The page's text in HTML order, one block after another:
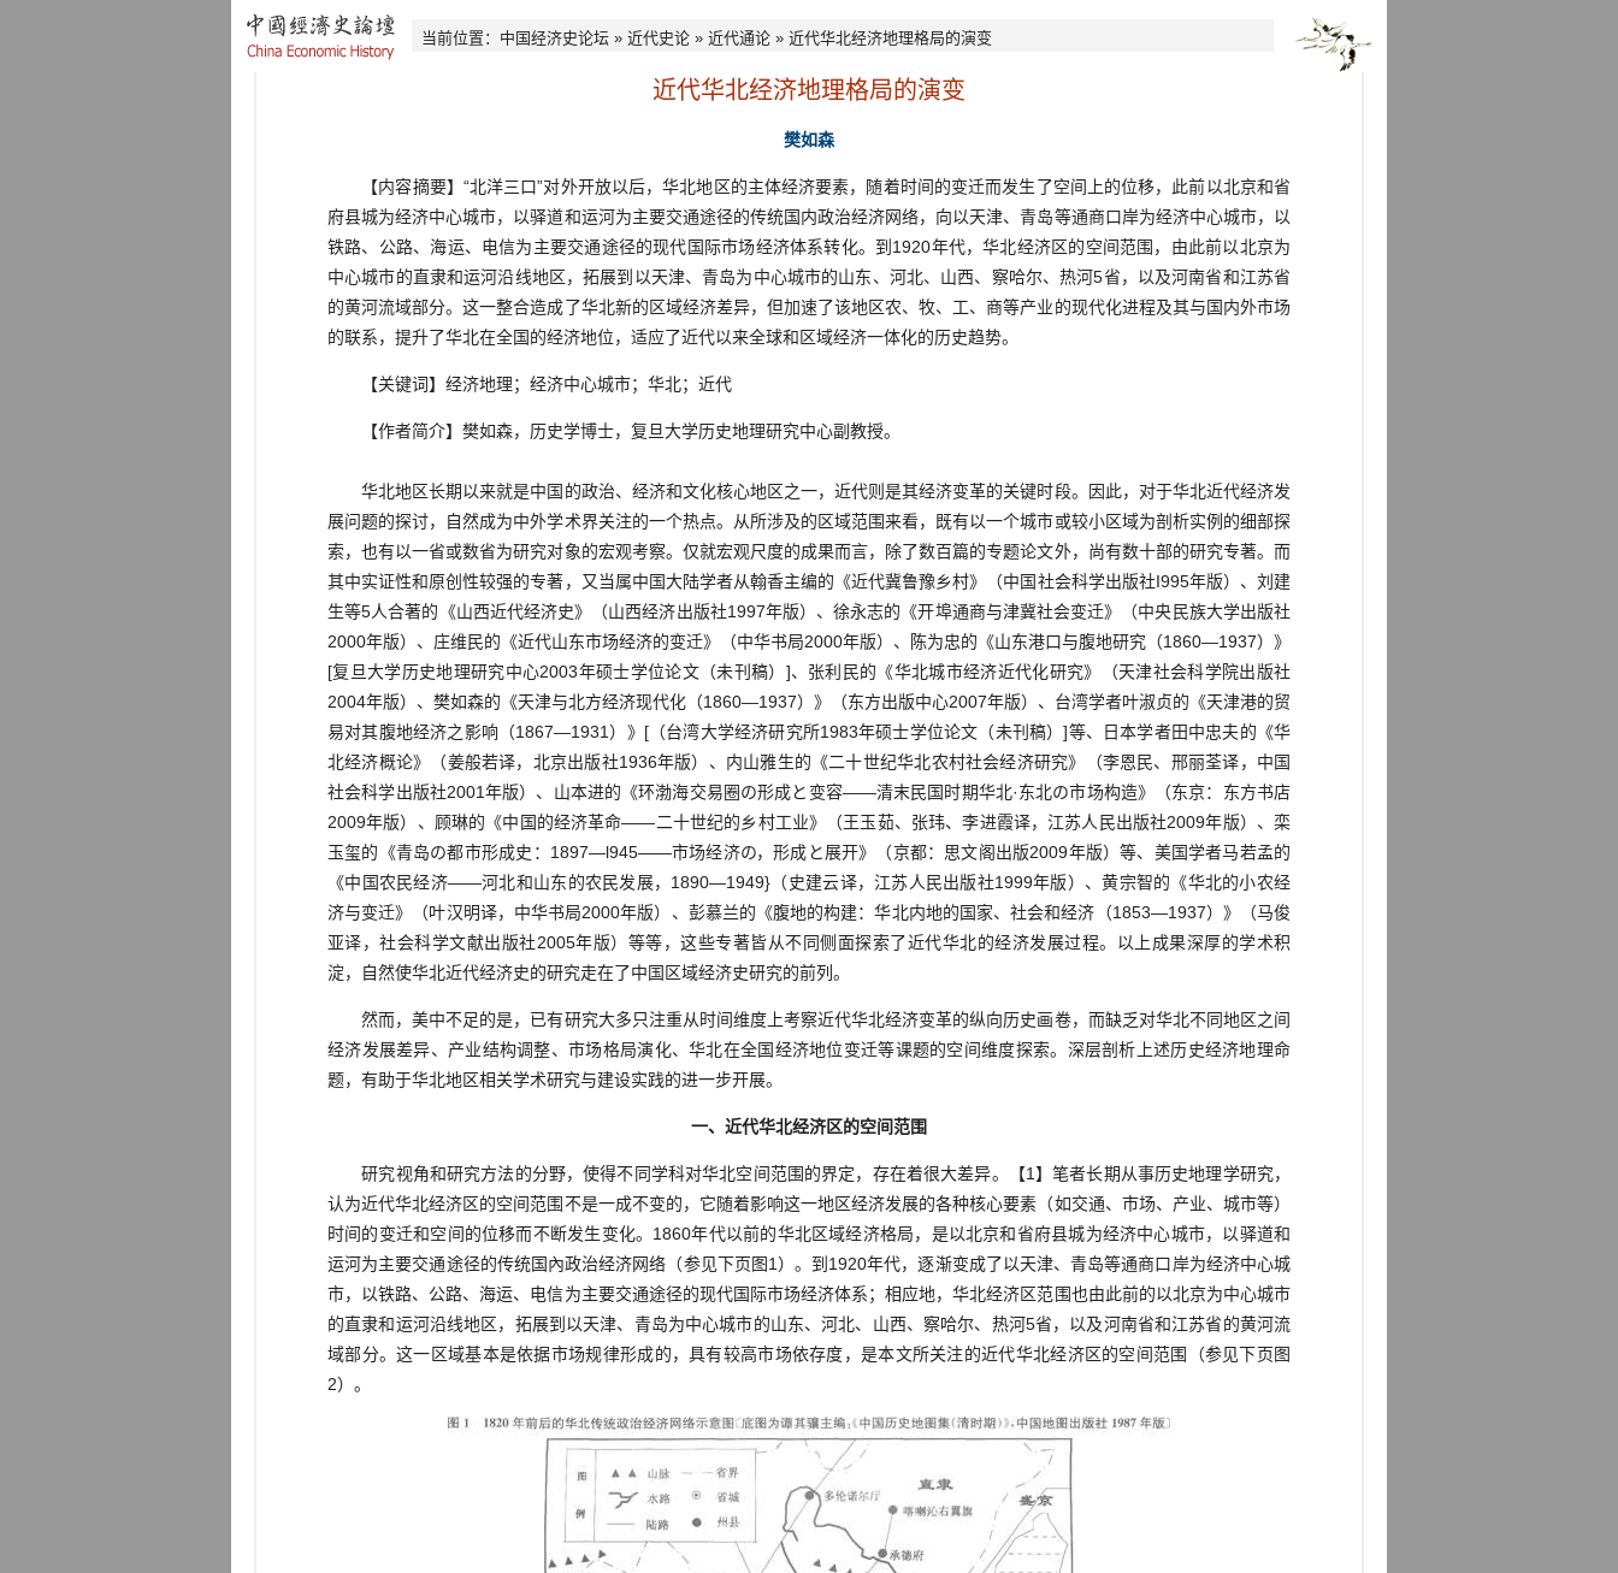
当前位置： 中国经济史论坛 » 近代史论 » 近代通论 » 近代华北经济地理格局的演变
近代华北经济地理格局的演变
樊如森
【内容摘要】“北洋三口”对外开放以后，华北地区的主体经济要素，随着时间的变迁而发生了空间上的位移，此前以北京和省
府县城为经济中心城市，以驿道和运河为主要交通途径的传统国内政治经济网络，向以天津、青岛等通商口岸为经济中心城市，以
铁路、公路、海运、电信为主要交通途径的现代国际市场经济体系转化。到1920年代，华北经济区的空间范围，由此前以北京为
中心城市的直隶和运河沿线地区，拓展到以天津、青岛为中心城市的山东、河北、山西、察哈尔、热河5省，以及河南省和江苏省
的黄河流域部分。这一整合造成了华北新的区域经济差异，但加速了该地区农、牧、工、商等产业的现代化进程及其与国内外市场
的联系，提升了华北在全国的经济地位，适应了近代以来全球和区域经济一体化的历史趋势。
【关键词】经济地理；经济中心城市；华北；近代
【作者简介】樊如森，历史学博士，复旦大学历史地理研究中心副教授。
华北地区长期以来就是中国的政治、经济和文化核心地区之一，近代则是其经济变革的关键时段。因此，对于华北近代经济发
展问题的探讨，自然成为中外学术界关注的一个热点。从所涉及的区域范围来看，既有以一个城市或较小区域为剖析实例的细部探
索，也有以一省或数省为研究对象的宏观考察。仅就宏观尺度的成果而言，除了数百篇的专题论文外，尚有数十部的研究专著。而
其中实证性和原创性较强的专著，又当属中国大陆学者从翰香主编的《近代冀鲁豫乡村》（中国社会科学出版社I995年版）、刘建
生等5人合著的《山西近代经济史》（山西经济出版社1997年版）、徐永志的《开埠通商与津冀社会变迁》（中央民族大学出版社
2000年版）、庄维民的《近代山东市场经济的变迁》（中华书局2000年版）、陈为忠的《山东港口与腹地研究（1860—1937）》
[复旦大学历史地理研究中心2003年硕士学位论文（未刊稿）]、张利民的《华北城市经济近代化研究》（天津社会科学院出版社
2004年版）、樊如森的《天津与北方经济现代化（1860—1937）》（东方出版中心2007年版）、台湾学者叶淑贞的《天津港的贸
易对其腹地经济之影响（1867—1931）》[（台湾大学经济研究所1983年硕士学位论文（未刊稿）]等、日本学者田中忠夫的《华
北经济概论》（姜般若译，北京出版社1936年版）、内山雅生的《二十世纪华北农村社会经济研究》（李恩民、邢丽荃译，中国
社会科学出版社2001年版）、山本进的《环渤海交易圈の形成と变容——清末民国时期华北·东北の市场构造》（东京：东方书店
2009年版）、顾琳的《中国的经济革命——二十世纪的乡村工业》（王玉茹、张玮、李进霞译，江苏人民出版社2009年版）、栾
玉玺的《青岛の都市形成史：1897—l945——市场经济の，形成と展开》（京都：思文阁出版2009年版）等、美国学者马若孟的
《中国农民经济——河北和山东的农民发展，1890—1949}（史建云译，江苏人民出版社1999年版）、黄宗智的《华北的小农经
济与变迁》（叶汉明译，中华书局2000年版）、彭慕兰的《腹地的构建：华北内地的国家、社会和经济（1853—1937）》（马俊
亚译，社会科学文献出版社2005年版）等等，这些专著皆从不同侧面探索了近代华北的经济发展过程。以上成果深厚的学术积
淀，自然使华北近代经济史的研究走在了中国区域经济史研究的前列。
然而，美中不足的是，已有研究大多只注重从时间维度上考察近代华北经济变革的纵向历史画卷，而缺乏对华北不同地区之间
经济发展差异、产业结构调整、市场格局演化、华北在全国经济地位变迁等课题的空间维度探索。深层剖析上述历史经济地理命
题，有助于华北地区相关学术研究与建设实践的进一步开展。
一、近代华北经济区的空间范围
研究视角和研究方法的分野，使得不同学科对华北空间范围的界定，存在着很大差异。【1】笔者长期从事历史地理学研究，
认为近代华北经济区的空间范围不是一成不变的，它随着影响这一地区经济发展的各种核心要素（如交通、市场、产业、城市等）
时间的变迁和空间的位移而不断发生变化。1860年代以前的华北区域经济格局，是以北京和省府县城为经济中心城市，以驿道和
运河为主要交通途径的传统国內政治经济网络（参见下页图1）。到1920年代，逐渐变成了以天津、青岛等通商口岸为经济中心城
市，以铁路、公路、海运、电信为主要交通途径的现代国际市场经济体系；相应地，华北经济区范围也由此前的以北京为中心城市
的直隶和运河沿线地区，拓展到以天津、青岛为中心城市的山东、河北、山西、察哈尔、热河5省，以及河南省和江苏省的黄河流
域部分。这一区域基本是依据市场规律形成的，具有较高市场依存度，是本文所关注的近代华北经济区的空间范围（参见下页图
2）。